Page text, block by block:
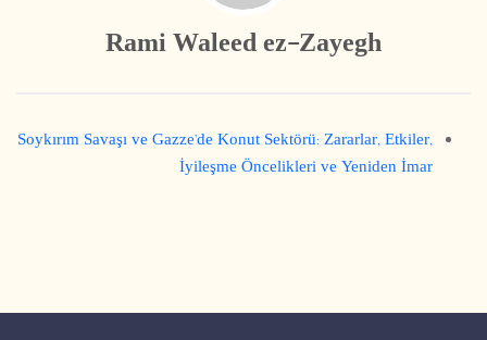
Rami Waleed ez-Zayegh
Soykırım Savaşı ve Gazze’de Konut Sektörü: Zararlar, Etkiler,
İyileşme Öncelikleri ve Yeniden İmar